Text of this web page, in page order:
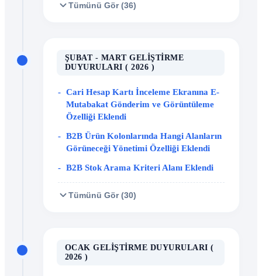
Tümünü Gör (36)
ŞUBAT - MART GELIŞTIRME
DUYURULARI ( 2026 )
Cari Hesap Kartı İnceleme Ekranına E-
Mutabakat Gönderim ve Görüntüleme
Özelliği Eklendi
B2B Ürün Kolonlarında Hangi Alanların
Görüneceği Yönetimi Özelliği Eklendi
B2B Stok Arama Kriteri Alanı Eklendi
Tümünü Gör (30)
OCAK GELIŞTIRME DUYURULARI (
2026 )